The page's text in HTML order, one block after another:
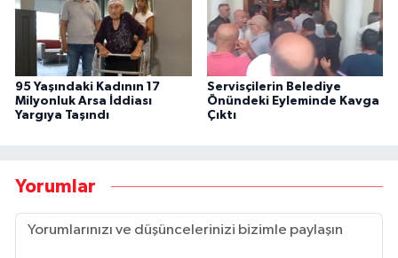
95 Yaşındaki Kadının 17
Milyonluk Arsa İddiası
Yargıya Taşındı
Servisçilerin Belediye
Önündeki Eyleminde Kavga
Çıktı
Yorumlar